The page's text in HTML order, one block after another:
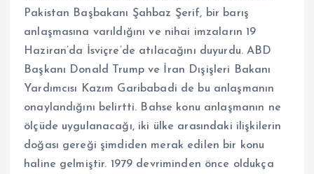
Pakistan Başbakanı Şahbaz Şerif, bir barış
anlaşmasına varıldığını ve nihai imzaların 19
Haziran’da İsviçre’de atılacağını duyurdu. ABD
Başkanı Donald Trump ve İran Dışişleri Bakanı
Yardımcısı Kazım Garibabadi de bu anlaşmanın
onaylandığını belirtti. Bahse konu anlaşmanın ne
ölçüde uygulanacağı, iki ülke arasındaki ilişkilerin
doğası gereği şimdiden merak edilen bir konu
haline gelmiştir. 1979 devriminden önce oldukça